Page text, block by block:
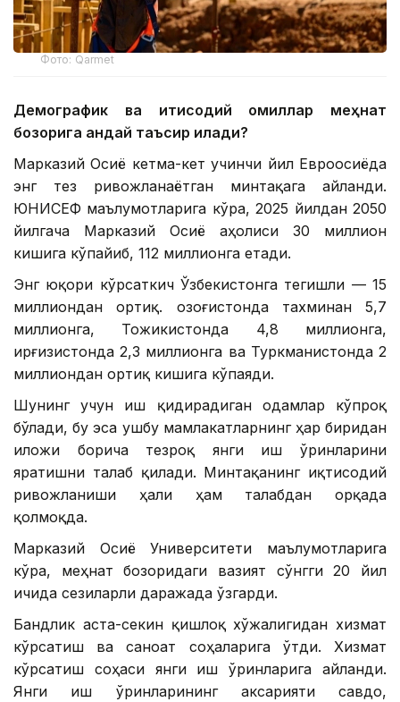
Фото: Qarmet
Демографик ва иқтисодий омиллар меҳнат
бозорига қандай таъсир қилади?
Марказий Осиё кетма-кет учинчи йил Евроосиёда
энг тез ривожланаётган минтақага айланди.
ЮНИCEФ маълумотларига кўра, 2025 йилдан 2050
йилгача Марказий Осиё аҳолиси 30 миллион
кишига кўпайиб, 112 миллионга етади.
Энг юқори кўрсаткич Ўзбекистонга тегишли — 15
миллиондан ортиқ. Қозоғистонда тахминан 5,7
миллионга, Тожикистонда 4,8 миллионга,
Қирғизистонда 2,3 миллионга ва Туркманистонда 2
миллиондан ортиқ кишига кўпаяди.
Шунинг учун иш қидирадиган одамлар кўпроқ
бўлади, бу эса ушбу мамлакатларнинг ҳар биридан
иложи борича тезроқ янги иш ўринларини
яратишни талаб қилади. Минтақанинг иқтисодий
ривожланиши ҳали ҳам талабдан орқада
қолмоқда.
Марказий Осиё Университети маълумотларига
кўра, меҳнат бозоридаги вазият сўнгги 20 йил
ичида сезиларли даражада ўзгарди.
Бандлик аста-секин қишлоқ хўжалигидан хизмат
кўрсатиш ва саноат соҳаларига ўтди. Хизмат
кўрсатиш соҳаси янги иш ўринларига айланди.
Янги иш ўринларининг аксарияти савдо,